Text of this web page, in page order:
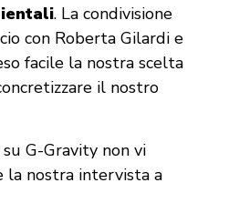
. La condivisione
con Roberta Gilardi e
facile la nostra scelta
il nostro
G-Gravity non vi
la nostra intervista a